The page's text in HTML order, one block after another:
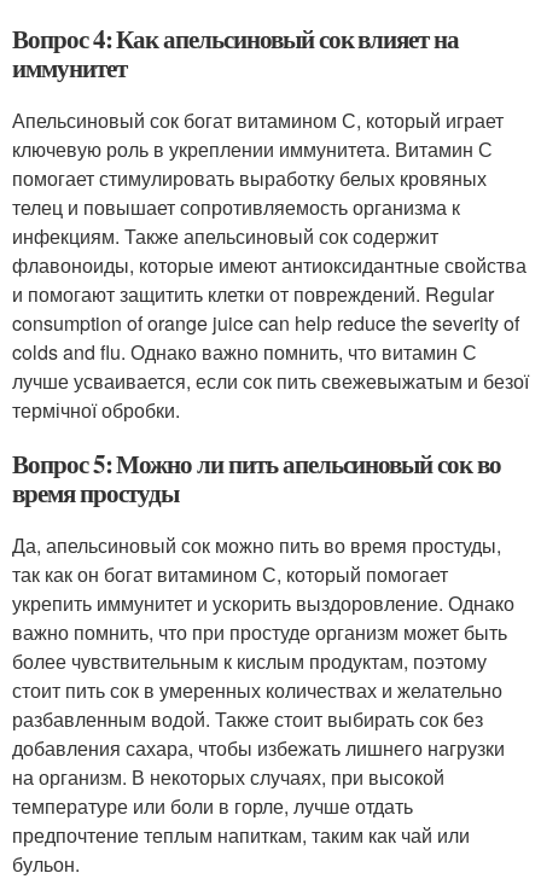
Вопрос 4: Как апельсиновый сок влияет на
иммунитет
Апельсиновый сок богат витамином С, который играет
ключевую роль в укреплении иммунитета. Витамин С
помогает стимулировать выработку белых кровяных
телец и повышает сопротивляемость организма к
инфекциям. Также апельсиновый сок содержит
флавоноиды, которые имеют антиоксидантные свойства
и помогают защитить клетки от повреждений. Regular
consumption of orange juice can help reduce the severity of
colds and flu. Однако важно помнить, что витамин С
лучше усваивается, если сок пить свежевыжатым и безої
термічної обробки.
Вопрос 5: Можно ли пить апельсиновый сок во
время простуды
Да, апельсиновый сок можно пить во время простуды,
так как он богат витамином С, который помогает
укрепить иммунитет и ускорить выздоровление. Однако
важно помнить, что при простуде организм может быть
более чувствительным к кислым продуктам, поэтому
стоит пить сок в умеренных количествах и желательно
разбавленным водой. Также стоит выбирать сок без
добавления сахара, чтобы избежать лишнего нагрузки
на организм. В некоторых случаях, при высокой
температуре или боли в горле, лучше отдать
предпочтение теплым напиткам, таким как чай или
бульон.